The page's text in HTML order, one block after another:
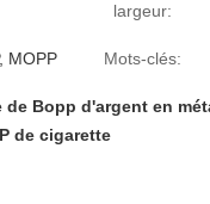
largeur:
MOPP Mots-clés:
de Bopp d'argent en
de cigarette